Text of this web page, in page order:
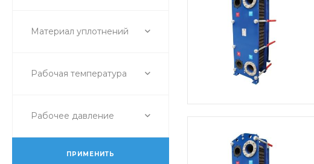
Материал уплотнений
Рабочая температура
Рабочее давление
ПРИМЕНИТЬ